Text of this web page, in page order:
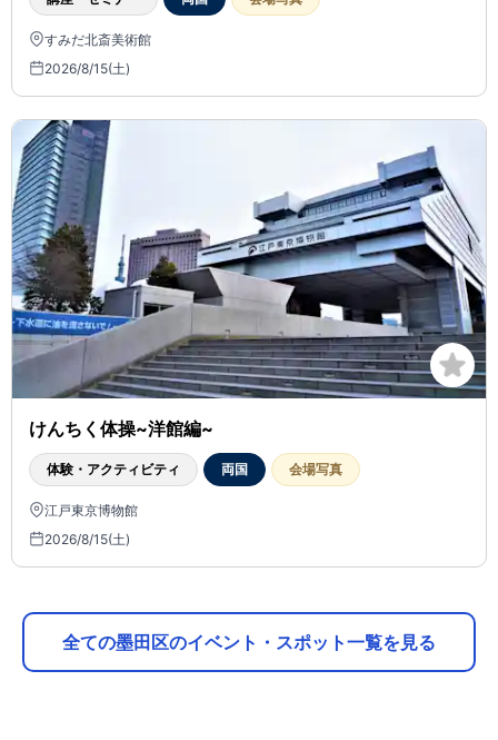
すみだ北斎美術館
2026/8/15(土)
けんちく体操~洋館編~
体験・アクティビティ 両国 会場写真
江戸東京博物館
2026/8/15(土)
全ての墨田区のイベント・スポット一覧を見る